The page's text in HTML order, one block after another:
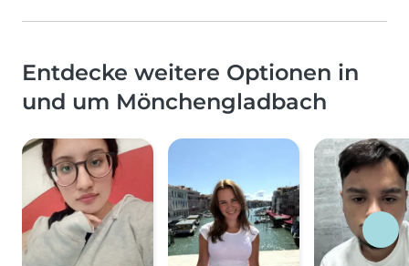
Entdecke weitere Optionen in
und um Mönchengladbach